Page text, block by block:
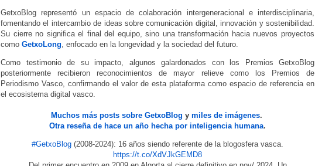
GetxoBlog representó un espacio de colaboración intergeneracional e interdisciplinaria,
fomentando el intercambio de ideas sobre comunicación digital, innovación y sostenibilidad.
Su cierre no significa el final del equipo, sino una transformación hacia nuevos proyectos
como GetxoLong, enfocado en la longevidad y la sociedad del futuro.
Como testimonio de su impacto, algunos galardonados con los Premios GetxoBlog
posteriormente recibieron reconocimientos de mayor relieve como los Premios de
Periodismo Vasco, confirmando el valor de esta plataforma como espacio de referencia en
el ecosistema digital vasco.
Muchos más posts sobre GetxoBlog y miles de imágenes.
Otra reseña de hace un año hecha por inteligencia humana.
#GetxoBlog (2008-2024): 16 años siendo referente de la blogosfera vasca.
https://t.co/XdVJkGEMD8